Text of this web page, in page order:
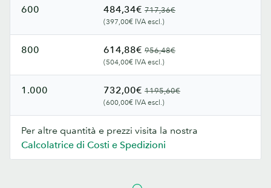
600 484,34€ 717,36€
(397,00€ IVA escl.)
800 614,88€ 956,48€
(504,00€ IVA escl.)
1.000 732,00€ 1195,60€
(600,00€ IVA escl.)
Per altre quantità e prezzi visita la nostra
Calcolatrice di Costi e Spedizioni